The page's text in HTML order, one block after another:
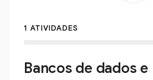
1 ATIVIDADES
Bancos de dados e